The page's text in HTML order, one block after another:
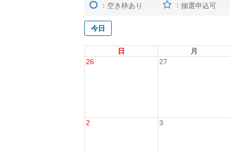
： 空き枠あり ： 抽選申込可
今日
日 月
26
27
2 3